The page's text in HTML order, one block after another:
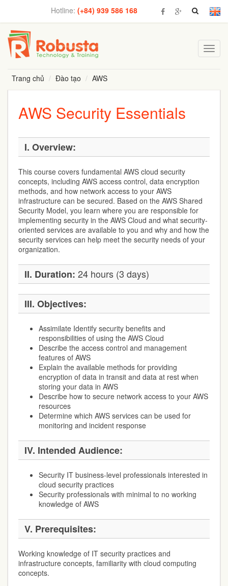
Hotline: (+84) 939 586 168
Trang chủ
Đào tạo AWS
AWS Security Essentials
I. Overview:
This course covers fundamental AWS cloud security
concepts, including AWS access control, data encryption
methods, and how network access to your AWS
infrastructure can be secured. Based on the AWS Shared
Security Model, you learn where you are responsible for
implementing security in the AWS Cloud and what security-
oriented services are available to you and why and how the
security services can help meet the security needs of your
organization.
II. Duration: 24 hours (3 days)
III. Objectives:
Assimilate Identify security benefits and
responsibilities of using the AWS Cloud
Describe the access control and management
features of AWS
Explain the available methods for providing
encryption of data in transit and data at rest when
storing your data in AWS
Describe how to secure network access to your AWS
resources
Determine which AWS services can be used for
monitoring and incident response
IV. Intended Audience:
Security IT business-level professionals interested in
cloud security practices
Security professionals with minimal to no working
knowledge of AWS
V. Prerequisites:
Working knowledge of IT security practices and
infrastructure concepts, familiarity with cloud computing
concepts.